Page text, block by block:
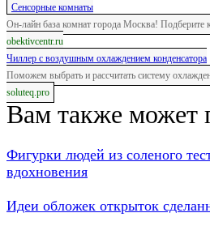
Сенсорные комнаты
Он-лайн база комнат города Москва! Подберите
obektivcentr.ru
Чиллер с воздушным охлаждением конденсатора
Поможем выбрать и рассчитать систему
soluteq.pro
Вам также может
Фигурки людей из соленого
вдохновения
Идеи обложек открыток